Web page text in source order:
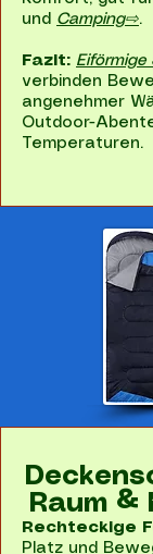
und Camping⇨.
Fazit: Eiförmige
verbinden
angenehmer
Outdoor-
Temperaturen.
Raum
Rechteckige
Platz und